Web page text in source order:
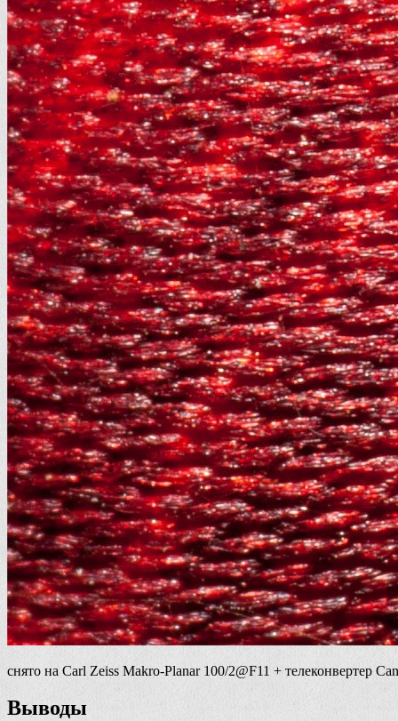
снято на Carl Zeiss Makro-Planar 100/2@F11 + телеконвертер
Выводы